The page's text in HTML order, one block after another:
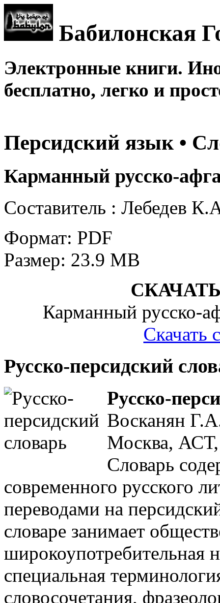
Бабилонская
Электронные книги.
бесплатно, легко и
Персидский язык •
Карманный русско-
Составитель : Лебедев
Формат: PDF
Размер: 23.9 MB
Карманный русско-
Скачать
Русско-персидский
Русско-
Восканян
Москва, АСТ,
Словарь
современного русского
переводами на
словаре занимает
широкоупотребительная
специальная
словосочетания,